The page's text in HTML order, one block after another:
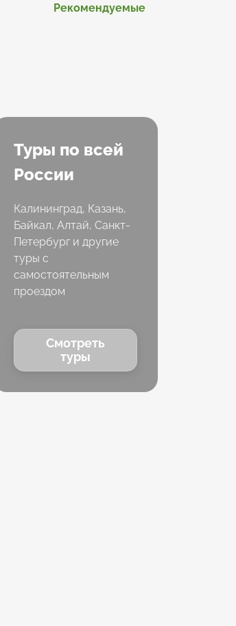
Рекомендуемые
Туры по всей
России
Калининград, Казань,
Байкал, Алтай, Санкт-
Петербург и другие
туры с
самостоятельным
проездом
Смотреть
туры